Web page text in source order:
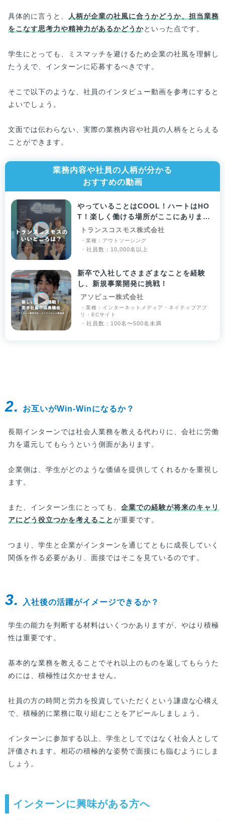
具体的に言うと、
人柄が企業の社風に合うかどうか、担当業務
をこなす思考力や精神力があるかどうかといった点です。
学生にとっても、ミスマッチを避けるため企業の社風を理解し
たうえで、インターンに応募するべきです。
そこで以下のような、社員のインタビュー動画を参考にすると
よいでしょう。
文面では伝わらない、実際の業務内容や社員の人柄をとらえる
ことができます。
業務内容や社員の人柄が分かる
おすすめの動画
やっていることはCOOL！ハートはHO
T！楽しく働ける場所がここにありま
す！
トランスコスモス株式会社
・業種：アウトソーシング
・社員数：10,000名以上
新卒で入社してさまざまなことを経験
し、新規事業開発に挑戦！
アソビュー株式会社
・業種：インターネットメディア・ネイティブアプ
リ・ECサイト
・社員数：100名〜500名未満
2. お互いがWin-Winになるか？
長期インターンでは社会人業務を教える代わりに、会社に労働
力を還元してもらうという側面があります。
企業側は、学生がどのような価値を提供してくれるかを重視し
ます。
また、インターン生にとっても、 企業での経験が将来のキャリ
アにどう役立つかを考えることが重要です。
つまり、学生と企業がインターンを通じてともに成長していく
関係を作る必要があり、面接ではそこを見ているのです。
3. 入社後の活躍がイメージできるか？
学生の能力を判断する材料はいくつかありますが、やはり積極
性は重要です。
基本的な業務を教えることでそれ以上のものを返してもらうた
めには、積極性は欠かせません。
社員の方の時間と労力を投資していただくという謙虚な心構え
で、積極的に業務に取り組むことをアピールしましょう。
インターンに参加する以上、学生としてではなく社会人として
評価されます。相応の積極的な姿勢で面接にも臨むようにしま
しょう。
インターンに興味がある方へ